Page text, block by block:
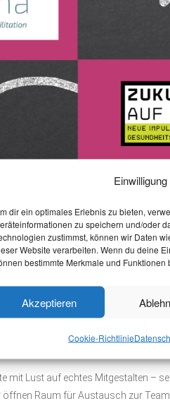
dir ein optimales Erlebnis zu bieten,
zu speichern und/oder
zustimmst, können wir Daten
Website verarbeiten. Wenn du deine
bestimmte Merkmale und Funktionen
Akzeptieren
Cookie-Richtlinie
an den Start:
unterschiedlichen Phasen“
mit Lust auf echtes Mitgestalten –
Raum für Austausch zur